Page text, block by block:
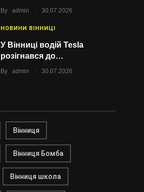
By admin . 30.07.2026
НОВИНИ ВІННИЦІ
У Вінниці водій Tesla
розігнався до…
By admin . 30.07.2026
Вінниця
Вінниця Бомба
Вінниця школа